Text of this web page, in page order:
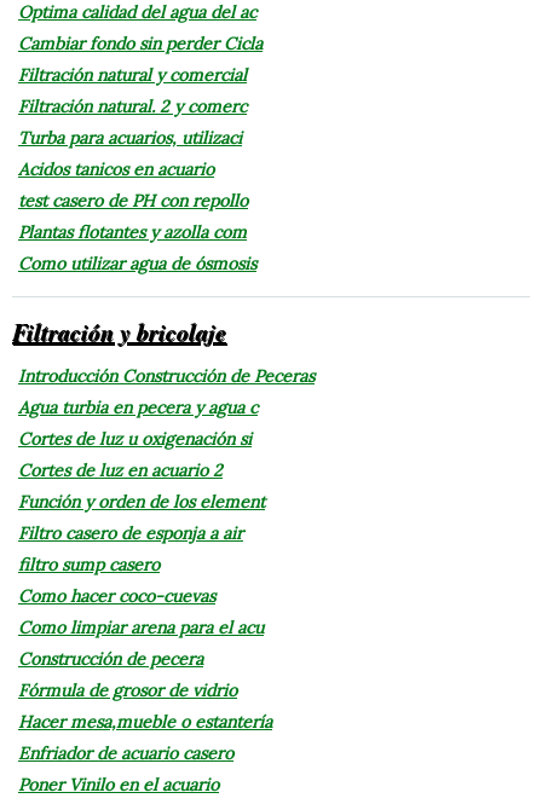
Optima calidad del agua del ac
Cambiar fondo sin perder Cicla
Filtración natural y comercial
Filtración natural. 2 y comerc
Turba para acuarios, utilizaci
Acidos tanicos en acuario
test casero de PH con repollo
Plantas flotantes y azolla com
Como utilizar agua de ósmosis
Filtración y bricolaje
Introducción Construcción de Peceras
Agua turbia en pecera y agua c
Cortes de luz u oxigenación si
Cortes de luz en acuario 2
Función y orden de los element
Filtro casero de esponja a air
filtro sump casero
Como hacer coco-cuevas
Como limpiar arena para el acu
Construcción de pecera
Fórmula de grosor de vidrio
Hacer mesa,mueble o estantería
Enfriador de acuario casero
Poner Vinilo en el acuario